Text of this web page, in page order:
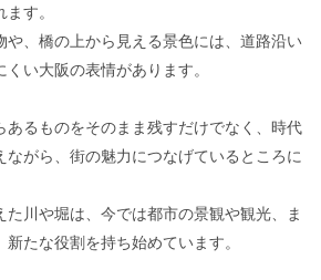
す。
や、橋の上から見える景色には、道路沿い
い大阪の表情があります。
あるものをそのまま残すだけでなく、時代
ながら、街の魅力につなげているところに
川や堀は、今では都市の景観や観光、ま
たな役割を持ち始めています。